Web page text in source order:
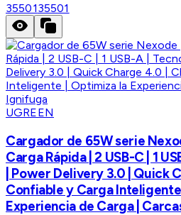
3550135501
UGREEN
Cargador de 65W serie
Carga Rápida | 2 USB-C | 1
| Power Delivery 3.0 | Quick
Confiable y Carga
Experiencia de Carga |